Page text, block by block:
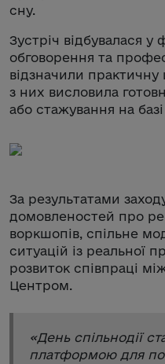
сну.
Зустріч відбувалася у
обговорення та
відзначили практичну
з них висловила
або стажування на
За результатами
домовленостей про
воркшопів, спільне
ситуацій із реальної
розвиток співпраці
Центром.
«День спільнодії
платформою для